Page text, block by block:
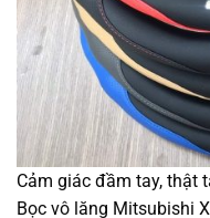
Cảm giác đầm tay, thật
Bọc vô lăng Mitsubishi